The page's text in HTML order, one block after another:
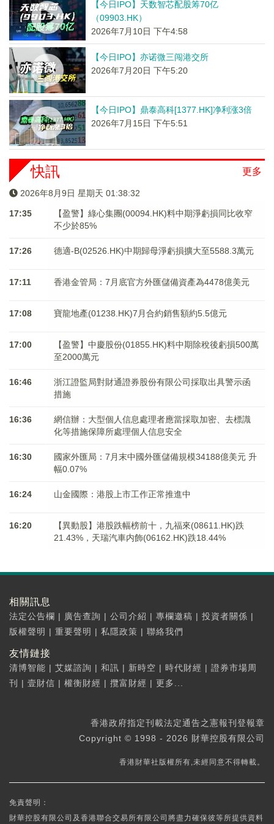
【今日IPO】天数智芯配股筹70亿
（09903.HK）
2026年7月10日 下午4:58
【今日IPO】亦诺微三闯港交所
2026年7月20日 下午5:20
【今日IPO】鼎泰高科[1377.HK]净利涨3倍
2026年7月15日 下午5:51
更多
快訊
2026年8月9日 星期天 01:38:32
17:35
【盈警】綠心集團(00094.HK)料中期淨虧損同比收窄
不少於85%
17:26 德適-B(02526.HK)中期歸母淨虧損擴大至5588.3萬元
17:11 香港金管局：7月底官方外匯儲備資產為4478億美元
17:08 寶龍地產(01238.HK)7月合約銷售額約5.5億元
17:00
【盈警】中慶股份(01855.HK)料中期除稅後虧損500萬
至2000萬元
16:46
浙江證監局對財通證券股份有限公司採取出具警示函
措施
16:36
網信辦：大型個人信息處理者應當採取加密、去標識
化等措施保障所處理個人信息安全
16:30
國家外匯局：7月末中國外匯儲備規模34188億美元 升
幅0.07%
16:24 山金國際：港股上市工作正常推進中
16:20
【異動股】港股跌幅榜前十，九福來(08611.HK)跌
21.43%，天瑞汽車内飾(06162.HK)跌18.44%
相關訊息
法定公告欄 | 廣告查詢 | 公司介紹 | 專欄邀稿 | 投資者關係 |
版權聲明 | 重要聲明 | 私隱政策 | 聯絡我們
友情鏈接
清博智能 | 艾媒諮詢 | 和訊 | 新時空 | 時代財經 | 證券市場周
刊
| 壹財信 | 權衡財經 | 攬富財經 | 更多...
香港政府指定刊載法定通告之憲報刊登報章
Copyright © 1998 - 2026 財華控股有限公司
香港財華社版權所有,未經同意不得轉載。
免責聲明：
財華控股有限公司及香港聯合交易所有限公司將盡力確保彼等所提供資料